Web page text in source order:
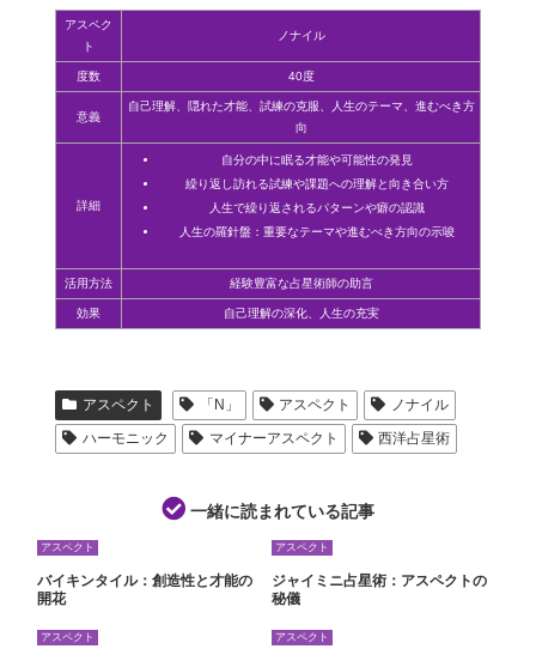
アスペク
ト
ノナイル
度数 40度
意義
自己理解、隠れた才能、試練の克服、人生のテーマ、進むべき方
向
詳細
自分の中に眠る才能や可能性の発見
繰り返し訪れる試練や課題への理解と向き合い方
人生で繰り返されるパターンや癖の認識
人生の羅針盤：重要なテーマや進むべき方向の示唆
活用方法 経験豊富な占星術師の助言
効果 自己理解の深化、人生の充実
アスペクト 「N」 アスペクト
ノナイル
ハーモニック
マイナーアスペクト 西洋占星術
一緒に読まれている記事
アスペクト
バイキンタイル：創造性と才能の
開花
アスペクト
ジャイミニ占星術：アスペクトの
秘儀
アスペクト アスペクト